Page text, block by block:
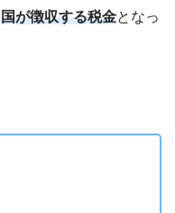
国が徴収する税金となっ